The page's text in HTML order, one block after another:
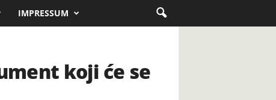
IMPRESSUM
koji će se